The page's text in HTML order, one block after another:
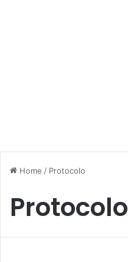
Home / Protocolo
Protocolo